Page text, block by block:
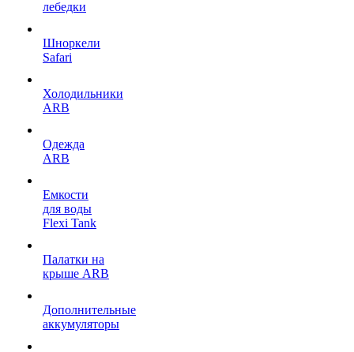
лебедки
Шноркели
Safari
Холодильники
ARB
Одежда
ARB
Емкости
для воды
Flexi Tank
Палатки на
крыше ARB
Дополнительные
аккумуляторы